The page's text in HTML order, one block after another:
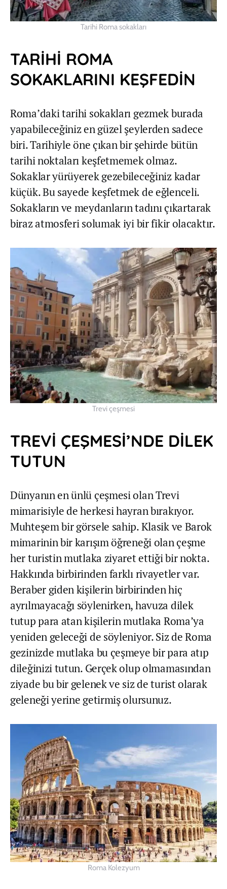
Tarihi Roma sokakları
TARİHİ ROMA
SOKAKLARINI KEŞFEDİN
Roma’daki tarihi sokakları gezmek burada
yapabileceğiniz en güzel şeylerden sadece
biri. Tarihiyle öne çıkan bir şehirde bütün
tarihi noktaları keşfetmemek olmaz.
Sokaklar yürüyerek gezebileceğiniz kadar
küçük. Bu sayede keşfetmek de eğlenceli.
Sokakların ve meydanların tadını çıkartarak
biraz atmosferi solumak iyi bir fikir olacaktır.
Trevi çeşmesi
TREVİ ÇEŞMESİ’NDE DİLEK
TUTUN
Dünyanın en ünlü çeşmesi olan Trevi
mimarisiyle de herkesi hayran bırakıyor.
Muhteşem bir görsele sahip. Klasik ve Barok
mimarinin bir karışım öğreneği olan çeşme
her turistin mutlaka ziyaret ettiği bir nokta.
Hakkında birbirinden farklı rivayetler var.
Beraber giden kişilerin birbirinden hiç
ayrılmayacağı söylenirken, havuza dilek
tutup para atan kişilerin mutlaka Roma’ya
yeniden geleceği de söyleniyor. Siz de Roma
gezinizde mutlaka bu çeşmeye bir para atıp
dileğinizi tutun. Gerçek olup olmamasından
ziyade bu bir gelenek ve siz de turist olarak
geleneği yerine getirmiş olursunuz.
Roma Kolezyum